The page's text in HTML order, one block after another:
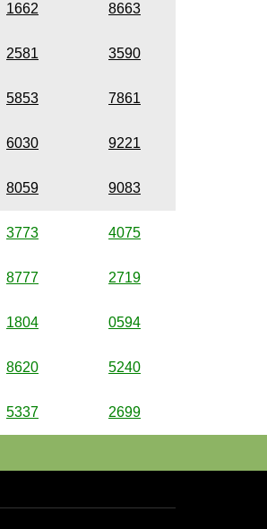
1662 8663
2581 3590
5853 7861
6030 9221
8059 9083
3773 4075
8777 2719
1804 0594
8620 5240
5337 2699